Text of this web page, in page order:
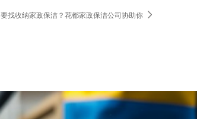
要找收纳家政保洁？花都家政保洁公司协助你 